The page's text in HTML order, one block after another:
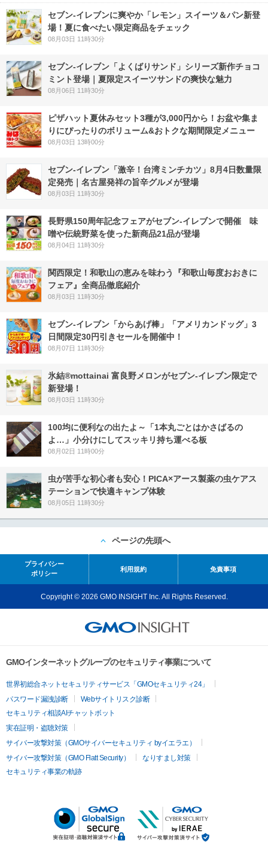
セブン‐イレブンに爽やか「レモン」スイーツ＆パン新登
場！夏に食べたい限定商品をチェック
08月03日 11時30分
セブン‐イレブン「よくばりサンド」シリーズ新作チョコ
ミント登場｜夏限定スイーツサンドの爽快な魅力
08月06日 11時30分
ピザハット夏休みセット3種が3,000円から！お盆や集ま
りにぴったりのボリューム&おトクな期間限定メニュー
08月03日 13時00分
セブン-イレブン「激辛！台湾ミンチカツ」8月4日数量限
定発売｜名古屋発祥の旨辛グルメが登場
08月03日 11時30分
長野県150周年記念フェアがセブン-イレブンで開催 味
噌や伝統野菜を使った新商品21品が登場
08月04日 11時30分
関西限定！和歌山の恵みを味わう『和歌山毎度おおきに
フェア』全商品徹底紹介
08月03日 11時30分
セブン‐イレブン「からあげ棒」「アメリカンドッグ」3
日間限定30円引きセールを開催中！
08月07日 11時30分
氷結®mottainai 富良野メロンがセブン‐イレブン限定で
新登場！
08月03日 11時30分
100均に便利なの出たよ～「1本丸ごとはかさばるの
よ…」小分けにしてスッキリ持ち運べる板
08月02日 11時00分
虫が苦手な初心者も安心！PICA×アース製薬の虫ケアス
テーションで快適キャンプ体験
08月05日 11時30分
ページの先頭へ
プライバシー
ポリシー
利用規約 免責事項
Copyright © 2026 GMO INSIGHT Inc. All Rights Reserved.
GMOインターネットグループのセキュリティ事業について
世界初総合ネットセキュリティサービス「GMOセキュリティ24」
パスワード漏洩診断
Webサイトリスク診断
セキュリティ相談AIチャットボット
実在証明・盗聴対策
サイバー攻撃対策（GMOサイバーセキュリティ byイエラエ）
サイバー攻撃対策（GMO Flatt Security）
なりすまし対策
セキュリティ事業の軌跡